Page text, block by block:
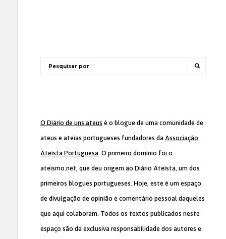
O Diário de uns ateus é o blogue de uma comunidade de
ateus e ateias portugueses fundadores da Associação
Ateísta Portuguesa. O primeiro domínio foi o
ateismo.net, que deu origem ao Diário Ateísta, um dos
primeiros blogues portugueses. Hoje, este é um espaço
de divulgação de opinião e comentário pessoal daqueles
que aqui colaboram. Todos os textos publicados neste
espaço são da exclusiva responsabilidade dos autores e